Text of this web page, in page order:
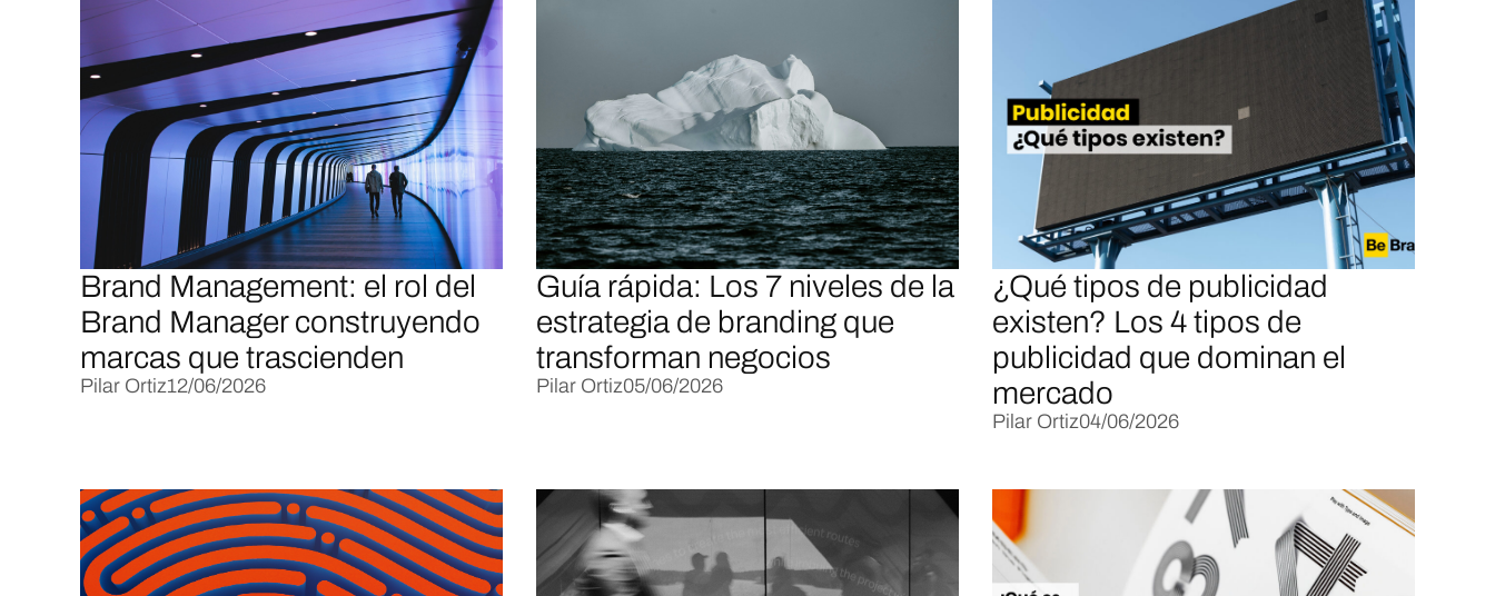
Brand Management: el rol del
Brand Manager construyendo
marcas que trascienden
Pilar Ortiz12/06/2026
Guía rápida: Los 7 niveles de la
estrategia de branding que
transforman negocios
Pilar Ortiz05/06/2026
¿Qué tipos de publicidad
existen? Los 4 tipos de
publicidad que dominan el
mercado
Pilar Ortiz04/06/2026